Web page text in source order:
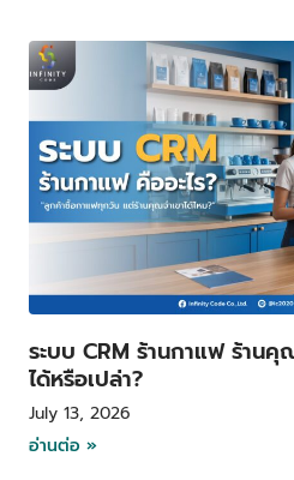
ระบบ CRM ร้านกาแฟ ร้าน
ได้หรือเปล่า?
July 13, 2026
อ่านต่อ »